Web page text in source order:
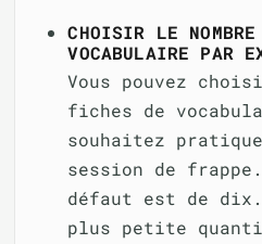
CHOISIR LE
VOCABULAIRE PAR
Vous pouvez
fiches de
souhaitez
session de
défaut est de
plus petite